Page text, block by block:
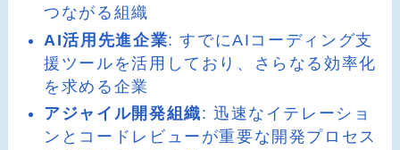
つながる組織
AI活用先進企業: すでにAIコーディング支
援ツールを活用しており、さらなる効率化
を求める企業
アジャイル開発組織: 迅速なイテレーショ
ンとコードレビューが重要な開発プロセス